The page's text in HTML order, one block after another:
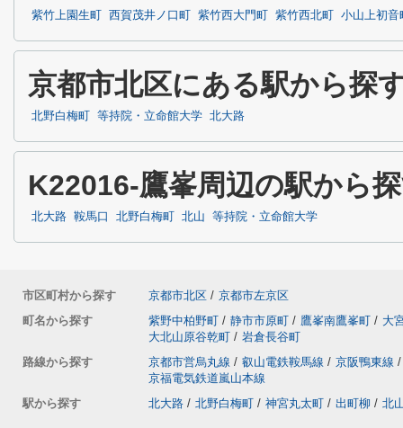
紫竹上園生町
西賀茂井ノ口町 紫竹西大門町 紫竹西北町 小山上初音
京都市北区にある駅から探
北野白梅町 等持院・立命館大学 北大路
K22016-鷹峯周辺の駅から
北大路 鞍馬口 北野白梅町 北山 等持院・立命館大学
市区町村から探す 京都市北区 / 京都市左京区
町名から探す
紫野中柏野町 / 静市市原町 / 鷹峯南鷹峯町 / 大
大北山原谷乾町 / 岩倉長谷町
路線から探す
京都市営烏丸線 / 叡山電鉄鞍馬線 / 京阪鴨東線 /
京福電気鉄道嵐山本線
駅から探す
北大路 / 北野白梅町 / 神宮丸太町 / 出町柳 / 北